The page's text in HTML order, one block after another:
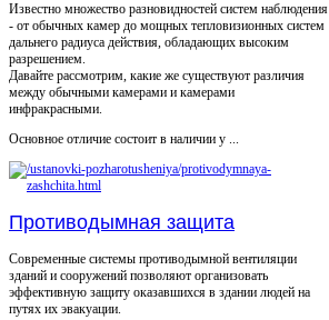
Известно множество разновидностей систем наблюдения
- от обычных камер до мощных тепловизионных систем
дальнего радиуса действия, обладающих высоким
разрешением.
Давайте рассмотрим, какие же существуют различия
между обычными камерами и камерами
инфракрасными.
Основное отличие состоит в наличии у ...
Противодымная защита
Современные системы противодымной вентиляции
зданий и сооружений позволяют организовать
эффективную защиту оказавшихся в здании людей на
путях их эвакуации.